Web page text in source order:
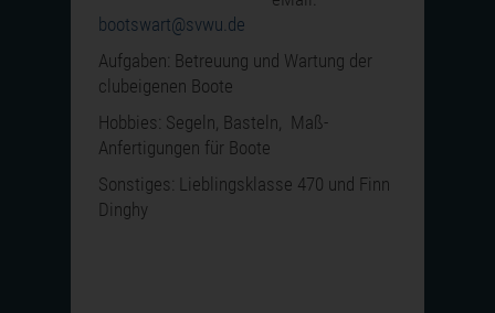
bootswart@svwu.de
Aufgaben: Betreuung und Wartung der
clubeigenen Boote
Hobbies: Segeln, Basteln, Maß-
Anfertigungen für Boote
Sonstiges: Lieblingsklasse 470 und Finn
Dinghy